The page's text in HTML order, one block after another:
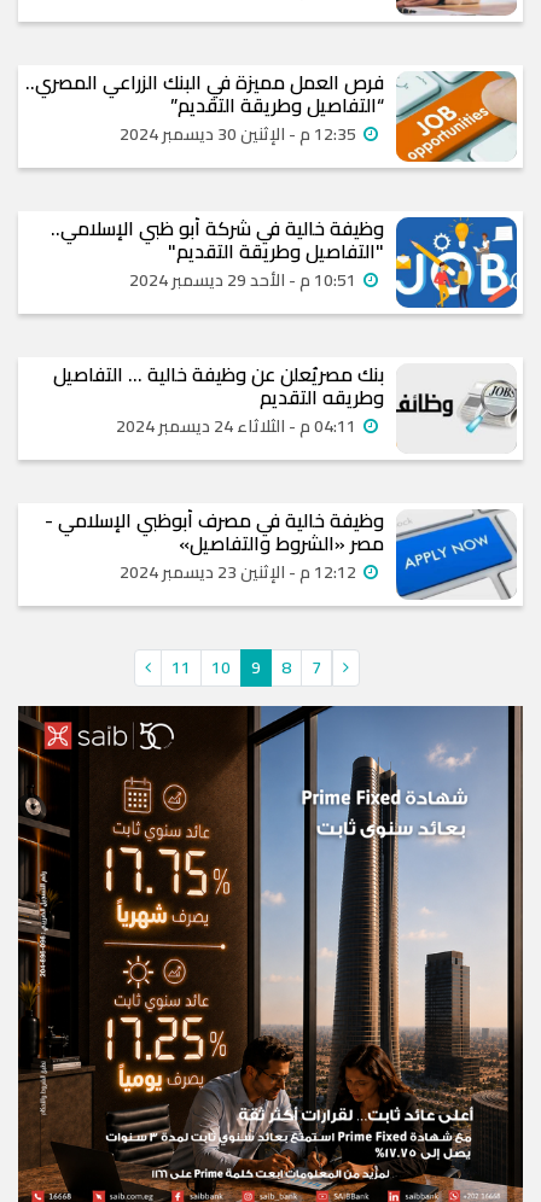
فرص العمل مميزة في البنك الزراعي المصري..
“التفاصيل وطريقة التقديم”
وظيفة خالية في شركة أبو ظبي الإسلامي..
"التفاصيل وطريقة التقديم"
بنك مصريُعلن عن وظيفة خالية … التفاصيل
وطريقه التقديم
وظيفة خالية في مصرف أبوظبي الإسلامي -
مصر «الشروط والتفاصيل»
7
8
9
10
11